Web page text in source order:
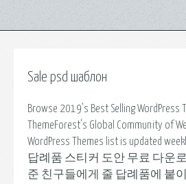
Sale psd шаблон
Browse 2019's Best Selling WordPress
ThemeForest's Global Community of
WordPress Themes list is updated
답례품 스티커 도안 무료 다운
준 친구들에게 줄 답례품에 붙